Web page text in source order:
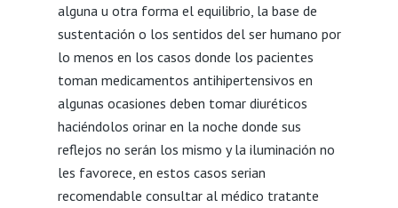
alguna u otra forma el equilibrio, la base de
sustentación o los sentidos del ser humano por
lo menos en los casos donde los pacientes
toman medicamentos antihipertensivos en
algunas ocasiones deben tomar diuréticos
haciéndolos orinar en la noche donde sus
reflejos no serán los mismo y la iluminación no
les favorece, en estos casos serian
recomendable consultar al médico tratante